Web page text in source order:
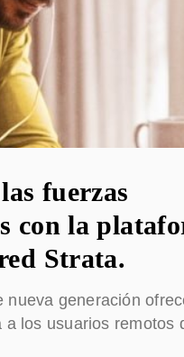
fuerzas
con la
Strata.
nueva generación
los usuarios remotos